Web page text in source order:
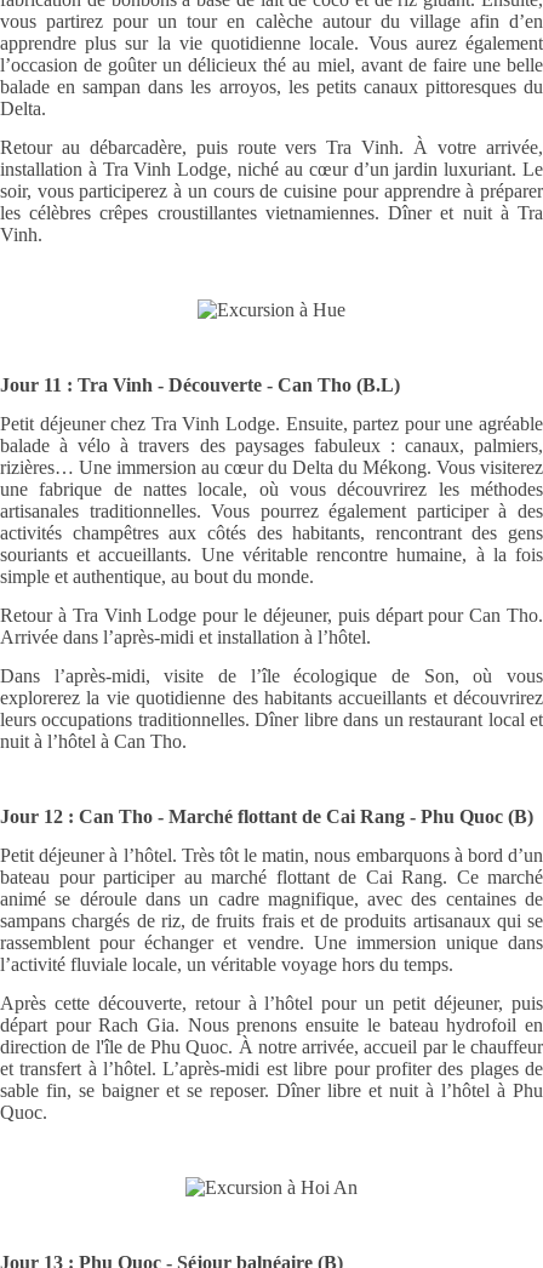
vous partirez pour un tour en calèche autour du village afin d’en
apprendre plus sur la vie quotidienne locale. Vous aurez également
l’occasion de goûter un délicieux thé au miel, avant de faire une belle
balade en sampan dans les arroyos, les petits canaux pittoresques du
Delta.
Retour au débarcadère, puis route vers Tra Vinh. À votre arrivée,
installation à Tra Vinh Lodge, niché au cœur d’un jardin luxuriant. Le
soir, vous participerez à un cours de cuisine pour apprendre à préparer
les célèbres crêpes croustillantes vietnamiennes. Dîner et nuit à Tra
Vinh.
Jour 11 : Tra Vinh - Découverte - Can Tho (B.L)
Petit déjeuner chez Tra Vinh Lodge. Ensuite, partez pour une agréable
balade à vélo à travers des paysages fabuleux : canaux, palmiers,
rizières… Une immersion au cœur du Delta du Mékong. Vous visiterez
une fabrique de nattes locale, où vous découvrirez les méthodes
artisanales traditionnelles. Vous pourrez également participer à des
activités champêtres aux côtés des habitants, rencontrant des gens
souriants et accueillants. Une véritable rencontre humaine, à la fois
simple et authentique, au bout du monde.
Retour à Tra Vinh Lodge pour le déjeuner, puis départ pour Can Tho.
Arrivée dans l’après-midi et installation à l’hôtel.
Dans l’après-midi, visite de l’île écologique de Son, où vous
explorerez la vie quotidienne des habitants accueillants et découvrirez
leurs occupations traditionnelles. Dîner libre dans un restaurant local et
nuit à l’hôtel à Can Tho.
Jour 12 : Can Tho - Marché flottant de Cai Rang - Phu Quoc (B)
Petit déjeuner à l’hôtel. Très tôt le matin, nous embarquons à bord d’un
bateau pour participer au marché flottant de Cai Rang. Ce marché
animé se déroule dans un cadre magnifique, avec des centaines de
sampans chargés de riz, de fruits frais et de produits artisanaux qui se
rassemblent pour échanger et vendre. Une immersion unique dans
l’activité fluviale locale, un véritable voyage hors du temps.
Après cette découverte, retour à l’hôtel pour un petit déjeuner, puis
départ pour Rach Gia. Nous prenons ensuite le bateau hydrofoil en
direction de l'île de Phu Quoc. À notre arrivée, accueil par le chauffeur
et transfert à l’hôtel. L’après-midi est libre pour profiter des plages de
sable fin, se baigner et se reposer. Dîner libre et nuit à l’hôtel à Phu
Quoc.
Jour 13 : Phu Quoc - Séjour balnéaire (B)